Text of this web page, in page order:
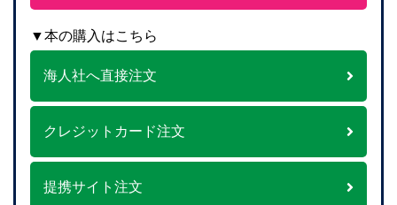
▼本の購入はこちら
海人社へ直接注文
クレジットカード注文
提携サイト注文